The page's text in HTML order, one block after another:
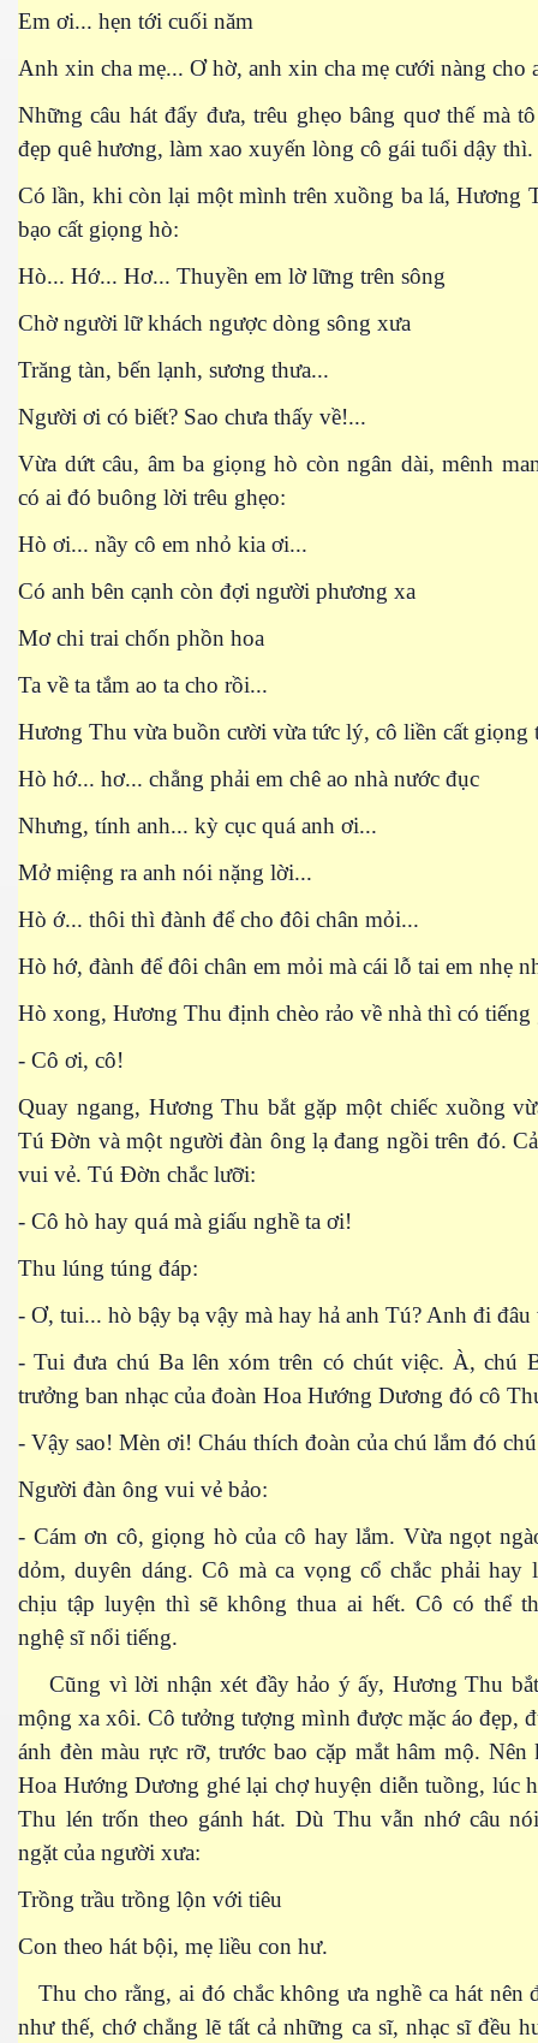
Em ơi... hẹn tới cuối năm
Anh xin cha mẹ... Ơ hờ, anh xin cha mẹ cưới nàng cho
Những câu hát đẩy đưa, trêu ghẹo bâng quơ thế mà
đẹp quê hương, làm xao xuyến lòng cô gái tuổi dậy thì.
Có lần, khi còn lại một mình trên xuồng ba lá, Hương
bạo cất giọng hò:
Hò... Hớ... Hơ... Thuyền em lờ lững trên sông
Chờ người lữ khách ngược dòng sông xưa
Trăng tàn, bến lạnh, sương thưa...
Người ơi có biết? Sao chưa thấy về!...
Vừa dứt câu, âm ba giọng hò còn ngân dài, mênh
có ai đó buông lời trêu ghẹo:
Hò ơi... nầy cô em nhỏ kia ơi...
Có anh bên cạnh còn đợi người phương xa
Mơ chi trai chốn phồn hoa
Ta về ta tắm ao ta cho rồi...
Hương Thu vừa buồn cười vừa tức lý, cô liền cất giọng
Hò hớ... hơ... chẳng phải em chê ao nhà nước đục
Nhưng, tính anh... kỳ cục quá anh ơi...
Mở miệng ra anh nói nặng lời...
Hò ớ... thôi thì đành để cho đôi chân mỏi...
Hò hớ, đành để đôi chân em mỏi mà cái lỗ tai em nhẹ
Hò xong, Hương Thu định chèo rảo về nhà thì có tiếng
- Cô ơi, cô!
Quay ngang, Hương Thu bắt gặp một chiếc xuồng
Tú Đờn và một người đàn ông lạ đang ngồi trên đó.
vui vẻ. Tú Đờn chắc lưỡi:
- Cô hò hay quá mà giấu nghề ta ơi!
Thu lúng túng đáp:
- Ơ, tui... hò bậy bạ vậy mà hay hả anh Tú? Anh đi đâu
- Tui đưa chú Ba lên xóm trên có chút việc. À, chú
trưởng ban nhạc của đoàn Hoa Hướng Dương đó cô
- Vậy sao! Mèn ơi! Cháu thích đoàn của chú lắm đó
Người đàn ông vui vẻ bảo:
- Cám ơn cô, giọng hò của cô hay lắm. Vừa ngọt
dỏm, duyên dáng. Cô mà ca vọng cổ chắc phải hay
chịu tập luyện thì sẽ không thua ai hết. Cô có thể
nghệ sĩ nổi tiếng.
Cũng vì lời nhận xét đầy hảo ý ấy, Hương Thu
mộng xa xôi. Cô tưởng tượng mình được mặc áo đẹp,
ánh đèn màu rực rỡ, trước bao cặp mắt hâm mộ. Nên
Hoa Hướng Dương ghé lại chợ huyện diễn tuồng, lúc
Thu lén trốn theo gánh hát. Dù Thu vẫn nhớ câu
ngặt của người xưa:
Trồng trầu trồng lộn với tiêu
Con theo hát bội, mẹ liều con hư.
Thu cho rằng, ai đó chắc không ưa nghề ca hát nên
như thế, chớ chẳng lẽ tất cả những ca sĩ, nhạc sĩ đều
682
giới